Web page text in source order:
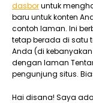
dasboruntuk
baru untuk konten
contoh laman. Ini
tetap berada di satu
Anda (di
dengan laman
pengunjung situs.
Hai disana! Saya